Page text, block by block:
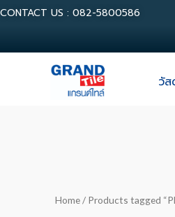
CONTACT US : 082-5800586
วั
Home/ Products tagged